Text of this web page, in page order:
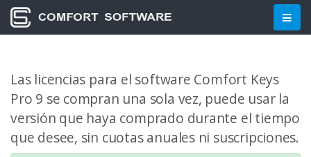
Las licencias para el software Comfort Keys
Pro 9 se compran una sola vez, puede usar la
versión que haya comprado durante el tiempo
que desee, sin cuotas anuales ni suscripciones.